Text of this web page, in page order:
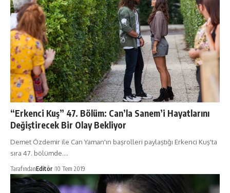
“Erkenci Kuş” 47. Bölüm: Can’la Sanem’i Hayatlarını
Değiştirecek Bir Olay Bekliyor
Demet Özdemir ile Can Yaman'ın başrolleri paylaştığı Erkenci Kuş'ta
sıra 47. bölümde.…
TarafındanEditör 10 Tem 2019